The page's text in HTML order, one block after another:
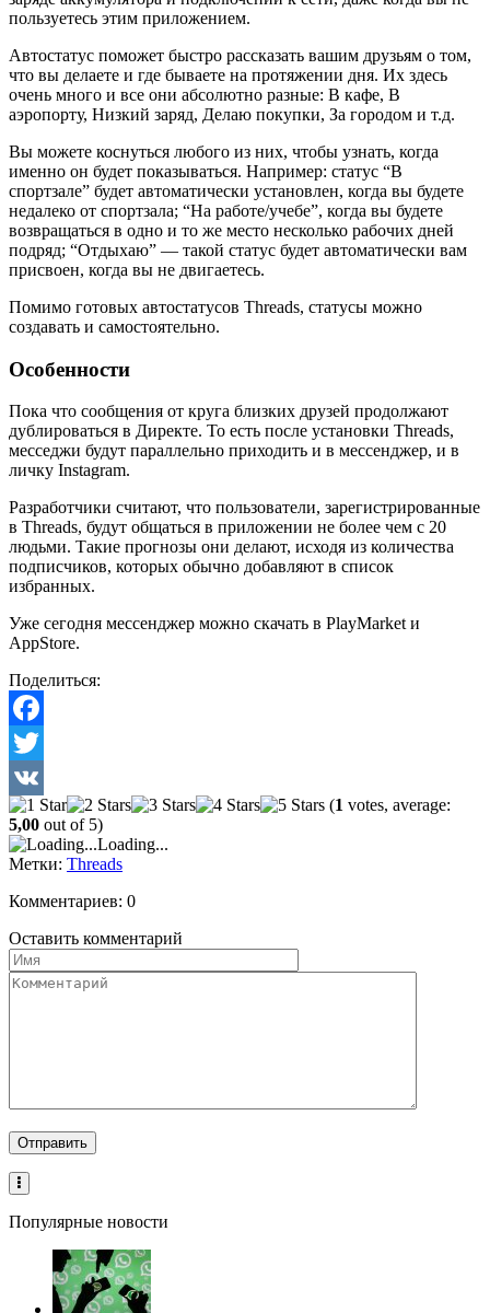
пользуетесь этим приложением.
Автостатус поможет быстро рассказать вашим друзьям о том,
что вы делаете и где бываете на протяжении дня. Их здесь
очень много и все они абсолютно разные: В кафе, В
аэропорту, Низкий заряд, Делаю покупки, За городом и т.д.
Вы можете коснуться любого из них, чтобы узнать, когда
именно он будет показываться. Например: статус “В
спортзале” будет автоматически установлен, когда вы будете
недалеко от спортзала; “На работе/учебе”, когда вы будете
возвращаться в одно и то же место несколько рабочих дней
подряд; “Отдыхаю” — такой статус будет автоматически вам
присвоен, когда вы не двигаетесь.
Помимо готовых автостатусов Threads, статусы можно
создавать и самостоятельно.
Особенности
Пока что сообщения от круга близких друзей продолжают
дублироваться в Директе. То есть после установки Threads,
месседжи будут параллельно приходить и в мессенджер, и в
личку Instagram.
Разработчики считают, что пользователи, зарегистрированные
в Threads, будут общаться в приложении не более чем с 20
людьми. Такие прогнозы они делают, исходя из количества
подписчиков, которых обычно добавляют в список
избранных.
Уже сегодня мессенджер можно скачать в PlayMarket и
AppStore.
Поделиться:
Facebook
Twitter
VK
(1 votes, average:
5,00 out of 5)
Loading...
Метки: Threads
Комментариев: 0
Оставить комментарий
Популярные новости